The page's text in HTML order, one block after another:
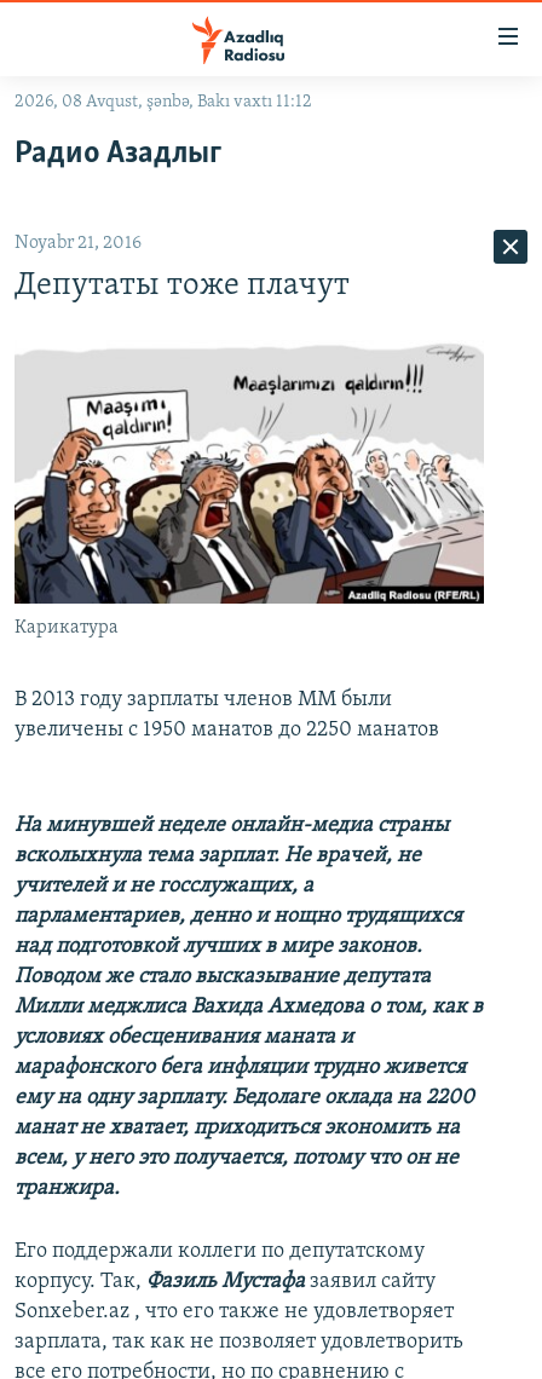
Əsas
qayıt
qayıt
Axtarışa
keç
#İZAHLA
#ƏSLINDƏ
FƏRQƏ BAX
QANUNI DOĞRU
ARAŞDIRMA
MULTIMEDIA
VIDEO
FOTOQALEREYA
İNFOQRAFIKA
KARIKATURA
RADIO ARXIV
OXU ZALI
AZƏRBAYCAN ƏDƏBIYYATI KITABXANASI
İSLAM VƏ DEMOKRATIYA
HAQQIMIZDA
MISSIYAMIZ
PEŞƏ ETIKASI VƏ JURNALISTIKA STANDARTLARIMIZ
AZADLIQRADIOSU MOBIL TELEFONUNUZDA
BIZIMLƏ ƏLAQƏ
BIZI IZLƏ
RFE/RL-in bütün saytları
2026, 08 Avqust, şənbə, Bakı vaxtı 11:12
Радио Азадлыг
Noyabr 21, 2016
Депутаты тоже плачут
Карикатура
В 2013 году зарплаты членов ММ были
увеличены с 1950 манатов до 2250 манатов
На минувшей неделе онлайн-медиа страны
всколыхнула тема зарплат. Не врачей, не
учителей и не госслужащих, а
парламентариев, денно и нощно трудящихся
над подготовкой лучших в мире законов.
Поводом же стало высказывание депутата
Милли меджлиса Вахида Ахмедова о том, как в
условиях обесценивания маната и
марафонского бега инфляции трудно живется
ему на одну зарплату. Бедолаге оклада на 2200
манат не хватает, приходиться экономить на
всем, у него это получается, потому что он не
транжира.
Его поддержали коллеги по депутатскому
корпусу. Так, Фазиль Мустафазаявил сайту
Sonxeber.az , что его также не удовлетворяет
зарплата, так как не позволяет удовлетворить
все его потребности, но по сравнению с